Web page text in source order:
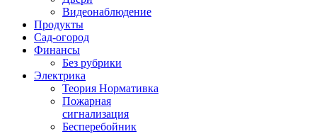
Видеонаблюдение
Продукты
Сад-огород
Финансы
Без рубрики
Электрика
Теория Нормативка
Пожарная
сигнализация
Бесперебойник